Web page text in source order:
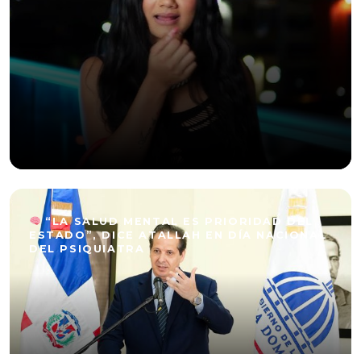
“LA SALUD MENTAL ES PRIORIDAD DEL
ESTADO”, DICE ATALLAH EN DÍA NACIONAL
DEL PSIQUIATRA